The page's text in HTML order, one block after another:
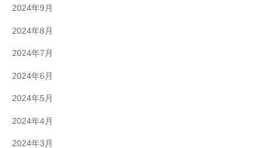
2024年9月
2024年8月
2024年7月
2024年6月
2024年5月
2024年4月
2024年3月